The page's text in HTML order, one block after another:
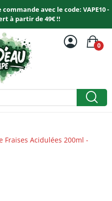
avec le code: VAPE10 -
à partir de 49€ !!
0
Fraises Acidulées 200ml -